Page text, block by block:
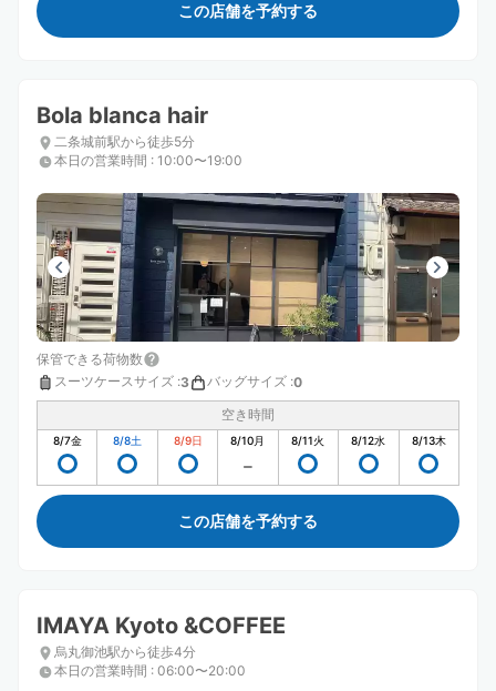
この店舗を予約する
Bola blanca hair
二条城前駅から徒歩5分
本日の営業時間 : 10:00〜19:00
保管できる荷物数
スーツケースサイズ :3 バッグサイズ :0
空き時間
8/7金 8/8土 8/9日 8/10月 8/11火 8/12水 8/13木
この店舗を予約する
IMAYA Kyoto &COFFEE
烏丸御池駅から徒歩4分
本日の営業時間 : 06:00〜20:00